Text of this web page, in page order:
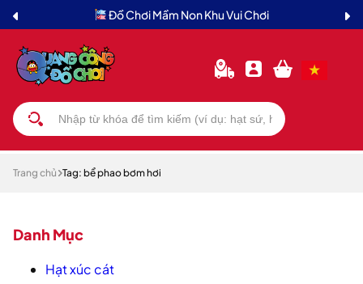
Đồ Chơi Mầm Non Khu Vui Chơi
Trang chủ Tag: bể phao bơm hơi
Danh Mục
Hạt xúc cát